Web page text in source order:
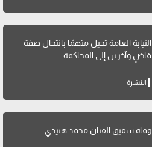
النيابة العامة تحيل متهمًا بانتحال صفة
قاضٍ وآخرين إلى المحاكمة
النشرة
وفاة شقيق الفنان محمد هنيدي